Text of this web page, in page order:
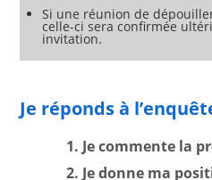
Si une réunion de
celle-ci sera confirmée
invitation.
Je réponds à
1. Je commente la
2. Je donne ma